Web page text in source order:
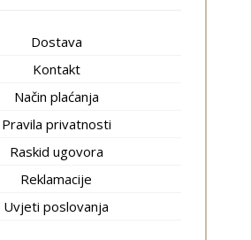
Dostava
Kontakt
Način plaćanja
Pravila privatnosti
Raskid ugovora
Reklamacije
Uvjeti poslovanja